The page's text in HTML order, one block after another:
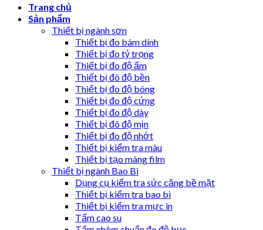
Trang chủ
Sản phẩm
Thiết bị ngành sơn
Thiết bị đo bám dính
Thiết bị đo tỷ trọng
Thiết bị đo độ ẩm
Thiết bị đô độ bền
Thiết bị đo độ bóng
Thiết bị đo độ cứng
Thiết bị đo độ dày
Thiết bị đô độ mịn
Thiết bị đo độ nhớt
Thiết bị kiểm tra màu
Thiết bị tạo màng film
Thiết bị ngành Bao Bì
Dụng cụ kiểm tra sức căng bề mặt
Thiết bị kiểm tra bao bì
Thiết bị kiểm tra mực in
Tấm cao su